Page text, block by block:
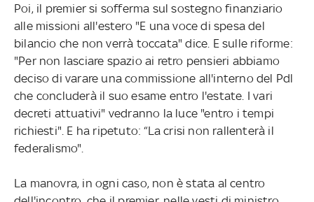
Poi, il premier si sofferma sul sostegno finanziario
alle missioni all'estero "E una voce di spesa del
bilancio che non verrà toccata" dice. E sulle riforme:
"Per non lasciare spazio ai retro pensieri abbiamo
deciso di varare una commissione all'interno del Pdl
che concluderà il suo esame entro l'estate. I vari
decreti attuativi" vedranno la luce "entro i tempi
richiesti". E ha ripetuto: “La crisi non rallenterà il
federalismo".
La manovra, in ogni caso, non è stata al centro